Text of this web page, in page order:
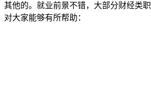
其他的。就业前景不错，大部分财经类
对大家能够有所帮助：